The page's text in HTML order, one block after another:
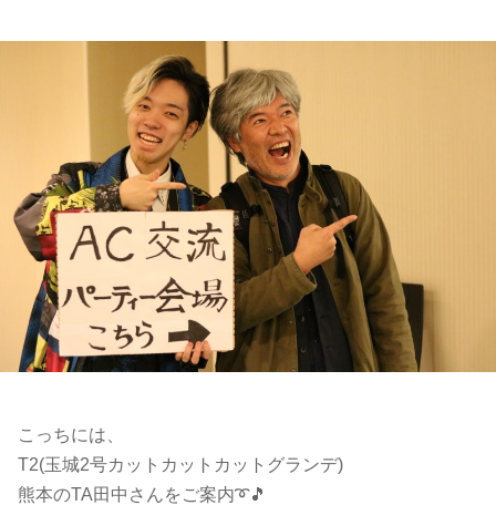
こっちには、
T2(玉城2号カットカットカットグランデ)
熊本のTA田中さんをご案内➰🎵